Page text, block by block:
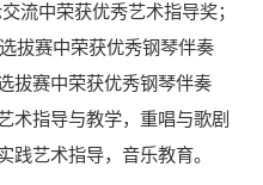
流中荣获优秀艺术指导奖；
拔赛中荣获优秀钢琴伴奏
拔赛中荣获优秀钢琴伴奏
术指导与教学，重唱与歌剧
践艺术指导，音乐教育。